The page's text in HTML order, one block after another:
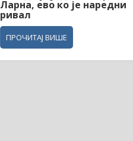
Ларна, ево ко је наредни
ривал
ПРОЧИТАЈ ВИШЕ